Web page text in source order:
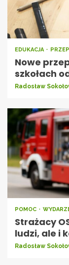
EDUKACJA
Nowe
szkołach
Radosław
POMOC
Strażacy
ludzi, ale i
Radosław